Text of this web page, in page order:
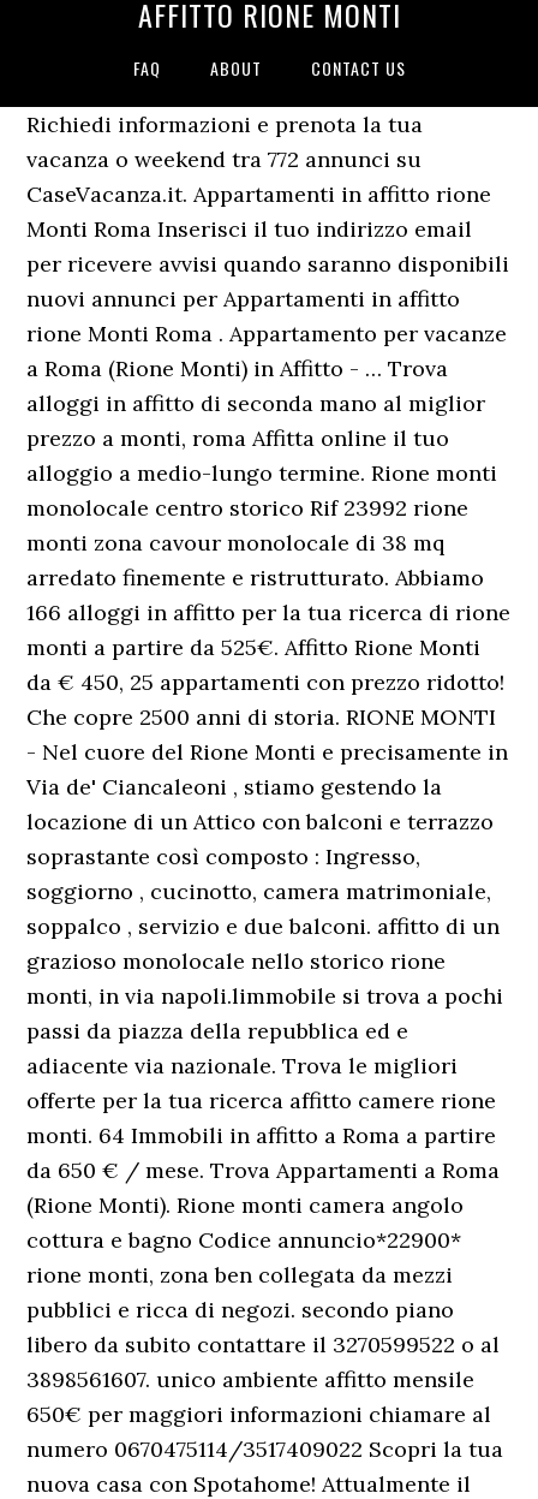
AFFITTO RIONE MONTI
FAQ ABOUT CONTACT US
Richiedi informazioni e prenota la tua
vacanza o weekend tra 772 annunci su
CaseVacanza.it. Appartamenti in affitto rione
Monti Roma Inserisci il tuo indirizzo email
per ricevere avvisi quando saranno disponibili
nuovi annunci per Appartamenti in affitto
rione Monti Roma . Appartamento per vacanze
a Roma (Rione Monti) in Affitto - … Trova
alloggi in affitto di seconda mano al miglior
prezzo a monti, roma Affitta online il tuo
alloggio a medio-lungo termine. Rione monti
monolocale centro storico Rif 23992 rione
monti zona cavour monolocale di 38 mq
arredato finemente e ristrutturato. Abbiamo
166 alloggi in affitto per la tua ricerca di rione
monti a partire da 525€. Affitto Rione Monti
da € 450, 25 appartamenti con prezzo ridotto!
Che copre 2500 anni di storia. RIONE MONTI
- Nel cuore del Rione Monti e precisamente in
Via de' Ciancaleoni , stiamo gestendo la
locazione di un Attico con balconi e terrazzo
soprastante così composto : Ingresso,
soggiorno , cucinotto, camera matrimoniale,
soppalco , servizio e due balconi. affitto di un
grazioso monolocale nello storico rione
monti, in via napoli.limmobile si trova a pochi
passi da piazza della repubblica ed e
adiacente via nazionale. Trova le migliori
offerte per la tua ricerca affitto camere rione
monti. 64 Immobili in affitto a Roma a partire
da 650 € / mese. Trova Appartamenti a Roma
(Rione Monti). Rione monti camera angolo
cottura e bagno Codice annuncio*22900*
rione monti, zona ben collegata da mezzi
pubblici e ricca di negozi. secondo piano
libero da subito contattare il 3270599522 o al
3898561607. unico ambiente affitto mensile
650€ per maggiori informazioni chiamare al
numero 0670475114/3517409022 Scopri la tua
nuova casa con Spotahome! Attualmente il